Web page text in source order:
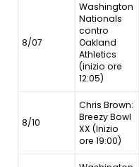
8/07
Washington
Nationals
contro
Oakland
Athletics
(inizio ore
12:05)
8/10
Chris Brown:
Breezy Bowl
XX (Inizio
ore 19:00)